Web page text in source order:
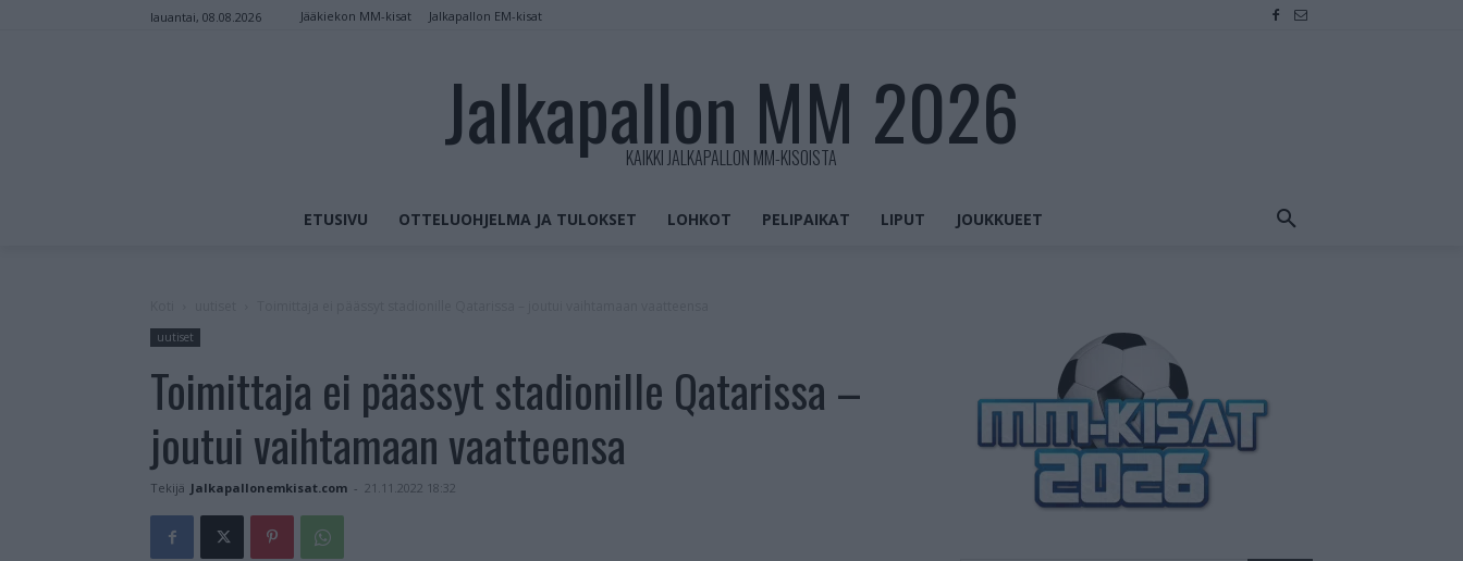
lauantai, 08.08.2026 Jääkiekon MM-kisat Jalkapallon EM-kisat
Jalkapallon MM 2026
KAIKKI JALKAPALLON MM-KISOISTA
ETUSIVU OTTELUOHJELMA JA TULOKSET LOHKOT PELIPAIKAT LIPUT JOUKKUEET
uutiset
Toimittaja ei päässyt stadionille Qatarissa –
joutui vaihtamaan vaatteensa
Tekijä Jalkapallonemkisat.com - 21.11.2022 18:32